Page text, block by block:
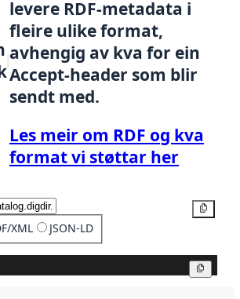
levere RDF-metadata i
fleire ulike format,
avhengig av kva for ein
Accept-header som blir
sendt med.
Les meir om RDF og kva
format vi støttar her
XML JSON-LD